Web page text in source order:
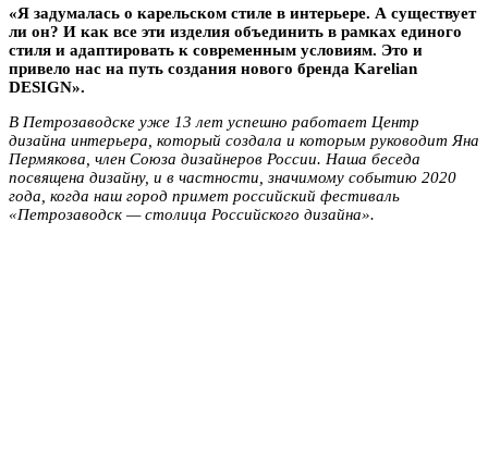
«Я задумалась о карельском стиле в интерьере. А существует
ли он? И как все эти изделия объединить в рамках единого
стиля и адаптировать к современным условиям. Это и
привело нас на путь создания нового бренда Karelian
DESIGN».
В Петрозаводске уже 13 лет успешно работает Центр
дизайна интерьера, который создала и которым руководит Яна
Пермякова, член Союза дизайнеров России. Наша беседа
посвящена дизайну, и в частности, значимому событию 2020
года, когда наш город примет российский фестиваль
«Петрозаводск — столица Российского дизайна».